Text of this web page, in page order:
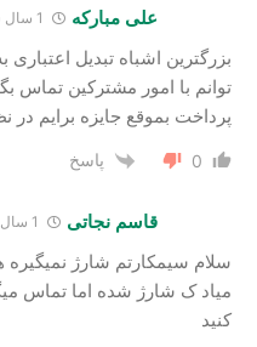
علی مبارکه
بزرگترین اشباه تبدیل
توانم با امور مشترکین تماس
پرداخت بموقع جایزه برایم
0 پاسخ
قاسم نجاتی
سلام سیمکارتم شارژ
میاد ک شارژ شده اما تماس
کنید